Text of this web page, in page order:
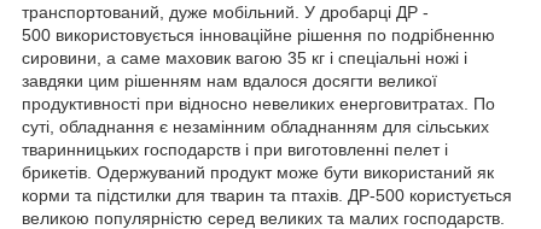
транспортований, дуже мобільний. У дробарці ДР -
500 використовується інноваційне рішення по подрібненню
сировини, а саме маховик вагою 35 кг і спеціальні ножі і
завдяки цим рішенням нам вдалося досягти великої
продуктивності при відносно невеликих енерговитратах. По
суті, обладнання є незамінним обладнанням для сільських
тваринницьких господарств і при виготовленні пелет і
брикетів. Одержуваний продукт може бути використаний як
корми та підстилки для тварин та птахів. ДР-500 користується
великою популярністю серед великих та малих господарств.